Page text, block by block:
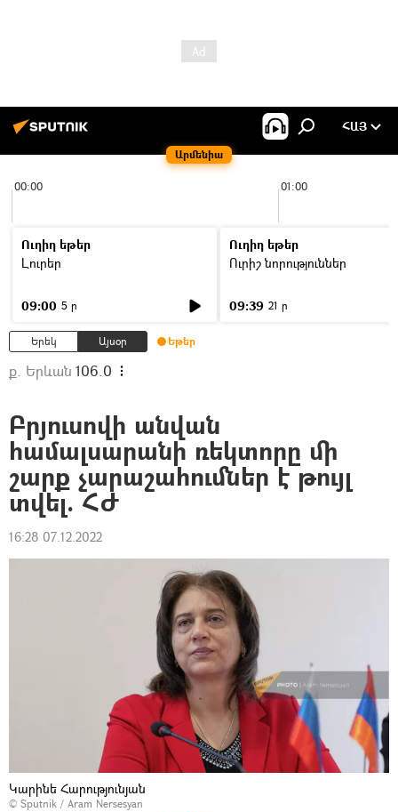
Արմենիա
ՀԱՅ
00:00 01:00
Ուղիղ եթեր
Լուրեր
09:00 5 ր
Ուղիղ եթեր
Ուրիշ նորություններ
09:39 21 ր
Երեկ Այսօր Եթեր
ք. Երևան 106.0
Բրյուսովի անվան
համալսարանի ռեկտորը մի
շարք չարաշահումներ է թույլ
տվել. ՀԺ
16:28 07.12.2022
Կարինե Հարությունյան
© Sputnik / Aram Nersesyan